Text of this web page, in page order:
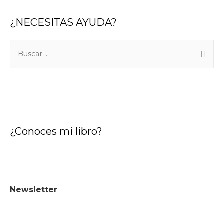
¿NECESITAS AYUDA?
:¿Conoces mi libro?
Newsletter